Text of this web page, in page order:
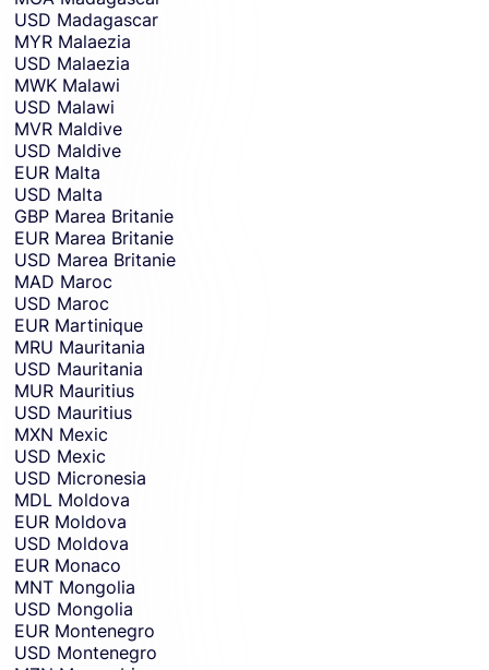
USD Madagascar
MYR Malaezia
USD Malaezia
MWK Malawi
USD Malawi
MVR Maldive
USD Maldive
EUR Malta
USD Malta
GBP Marea Britanie
EUR Marea Britanie
USD Marea Britanie
MAD Maroc
USD Maroc
EUR Martinique
MRU Mauritania
USD Mauritania
MUR Mauritius
USD Mauritius
MXN Mexic
USD Mexic
USD Micronesia
MDL Moldova
EUR Moldova
USD Moldova
EUR Monaco
MNT Mongolia
USD Mongolia
EUR Montenegro
USD Montenegro